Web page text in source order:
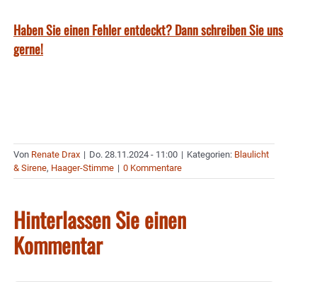
Haben Sie einen Fehler entdeckt? Dann schreiben Sie uns
gerne!
Von Renate Drax | Do. 28.11.2024 - 11:00 | Kategorien: Blaulicht
& Sirene, Haager-Stimme | 0 Kommentare
Hinterlassen Sie einen
Kommentar